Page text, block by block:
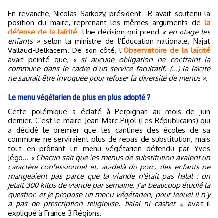
En revanche, Nicolas Sarkozy, président LR avait soutenu la
position du maire, reprenant les mêmes arguments de la
défense de la laïcité. Une décision qui prend « en otage les
enfants »selon la ministre de l’Éducation nationale, Najat
Vallaud-Belkacem. De son côté, l’Observatoire de la laïcité
avait pointé que,
« si aucune obligation ne contraint la
commune dans le cadre d’un service facultatif, (...) la laïcité
ne saurait être invoquée pour refuser la diversité de menus ».
Le menu végétarien de plus en plus adopté ?
Cette polémique a éclaté à Perpignan au mois de juin
dernier. C’est le maire Jean-Marc Pujol (Les Républicains) qui
a décidé le premier que les cantines des écoles de sa
commune ne serviraient plus de repas de substitution, mais
tout en prônant un menu végétarien défendu par Yves
Jégo... « Chacun sait que les menus de substitution avaient un
caractère confessionnel et, au-delà du porc, des enfants ne
mangeaient pas parce que la viande n'était pas halal : on
jetait 300 kilos de viande par semaine. J'ai beaucoup étudié la
question et je propose un menu végétarien, pour lequel il n'y
a pas de prescription religieuse, halal ni casher », avait-il
expliqué à France 3 Régions.